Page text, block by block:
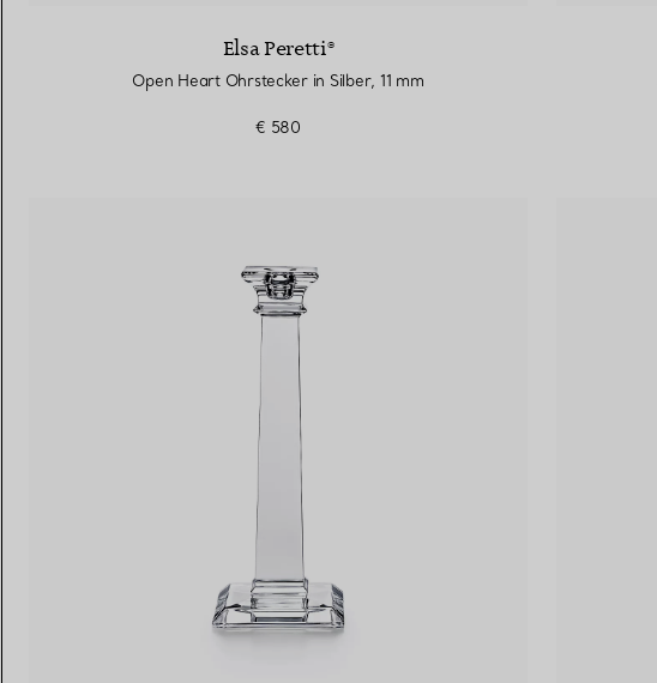
Elsa Peretti®
Open Heart Ohrstecker in Silber, 11 mm
€ 580